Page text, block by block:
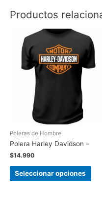
Productos
Poleras de Hombre
Polera Harley Davidson –
$14.990
Seleccionar opciones